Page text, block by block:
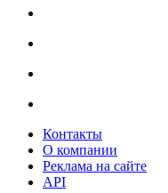
Контакты
О компании
Реклама на сайте
API